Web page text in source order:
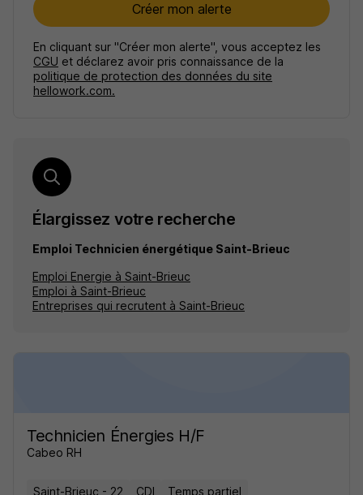
Créer mon alerte
En cliquant sur "Créer mon alerte", vous acceptez les
CGU et déclarez avoir pris connaissance de la
politique de protection des données du site
hellowork.com.
Élargissez votre recherche
Emploi Technicien énergétique Saint-Brieuc
Emploi Energie à Saint-Brieuc
Emploi à Saint-Brieuc
Entreprises qui recrutent à Saint-Brieuc
Technicien Énergies H/F
Cabeo RH
Saint-Brieuc - 22 CDI Temps partiel